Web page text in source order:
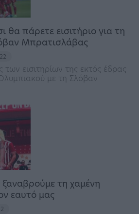
θα πάρετε εισιτήριο για τη
Μπρατισλάβας
εισιτηρίων της εκτός έδρας
με τη Σλόβαν
τη χαμένη
εαυτό μας